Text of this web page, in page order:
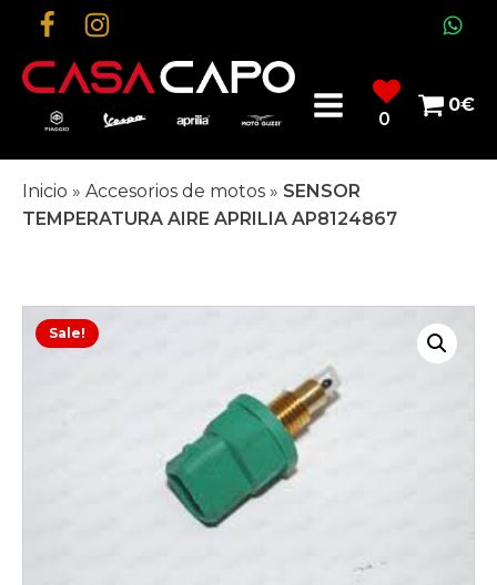
0
0€
Inicio » Accesorios de motos » SENSOR
TEMPERATURA AIRE APRILIA AP8124867
Sale!